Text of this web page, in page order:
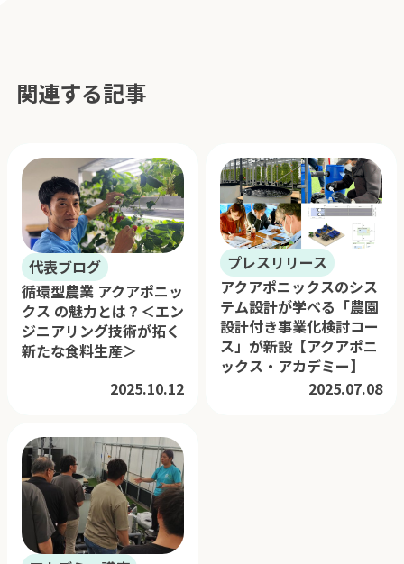
関連する記事
代表ブログ
循環型農業 アクアポニッ
クス の魅力とは？＜エン
ジニアリング技術が拓く
新たな食料生産＞
2025.10.12
プレスリリース
アクアポニックスのシス
テム設計が学べる「農園
設計付き事業化検討コー
ス」が新設【アクアポニ
ックス・アカデミー】
2025.07.08